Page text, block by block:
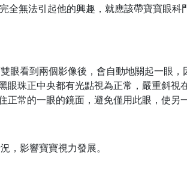
全無法引起他的興趣，就應該帶寶寶眼科
眼看到兩個影像後，會自動地關起一眼，
珠正中央都有光點視為正常，嚴重斜視
常的一眼的鏡面，避免僅用此眼，使另
，影響寶寶視力發展。